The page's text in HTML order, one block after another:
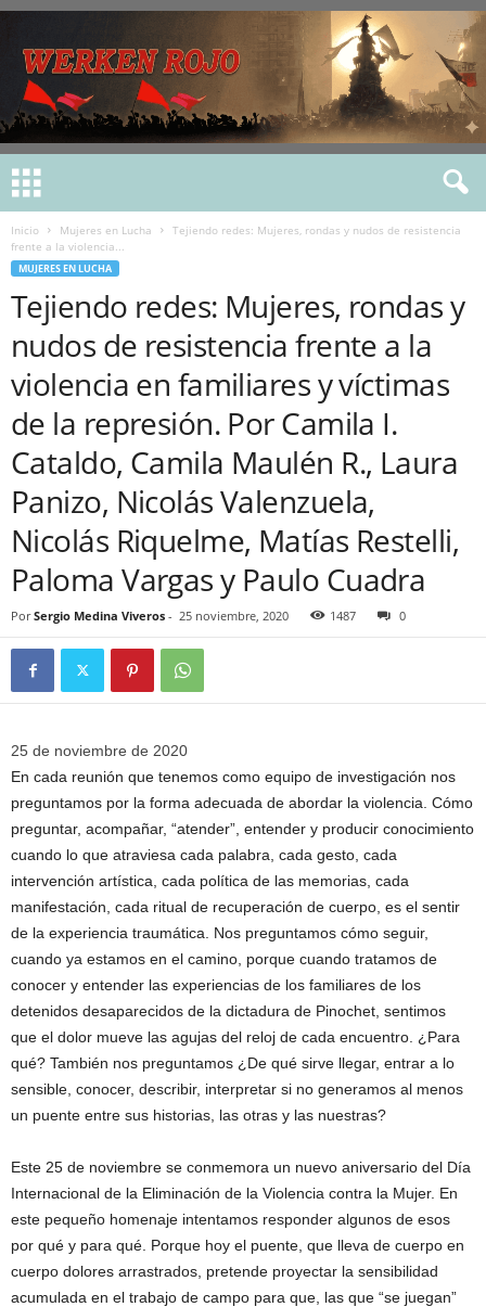
Inicio Mujeres en Lucha
Tejiendo redes: Mujeres, rondas y nudos de resistencia
frente a la violencia...
MUJERES EN LUCHA
Tejiendo redes: Mujeres, rondas y
nudos de resistencia frente a la
violencia en familiares y víctimas
de la represión. Por Camila I.
Cataldo, Camila Maulén R., Laura
Panizo, Nicolás Valenzuela,
Nicolás Riquelme, Matías Restelli,
Paloma Vargas y Paulo Cuadra
Por Sergio Medina Viveros - 25 noviembre, 2020 1487 0
25 de noviembre de 2020
En cada reunión que tenemos como equipo de investigación nos
preguntamos por la forma adecuada de abordar la violencia. Cómo
preguntar, acompañar, “atender”, entender y producir conocimiento
cuando lo que atraviesa cada palabra, cada gesto, cada
intervención artística, cada política de las memorias, cada
manifestación, cada ritual de recuperación de cuerpo, es el sentir
de la experiencia traumática. Nos preguntamos cómo seguir,
cuando ya estamos en el camino, porque cuando tratamos de
conocer y entender las experiencias de los familiares de los
detenidos desaparecidos de la dictadura de Pinochet, sentimos
que el dolor mueve las agujas del reloj de cada encuentro. ¿Para
qué? También nos preguntamos ¿De qué sirve llegar, entrar a lo
sensible, conocer, describir, interpretar si no generamos al menos
un puente entre sus historias, las otras y las nuestras?
Este 25 de noviembre se conmemora un nuevo aniversario del Día
Internacional de la Eliminación de la Violencia contra la Mujer. En
este pequeño homenaje intentamos responder algunos de esos
por qué y para qué. Porque hoy el puente, que lleva de cuerpo en
cuerpo dolores arrastrados, pretende proyectar la sensibilidad
acumulada en el trabajo de campo para que, las que “se juegan”